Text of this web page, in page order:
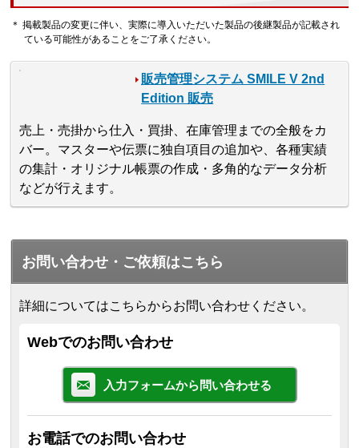
＊ 掲載製品の変更に伴い、実際に導入いただいた製品の後継製品が記載され
ている可能性があることをご了承ください。
販売管理システム SMILE V 2nd
Edition 販売
売上・売掛から仕入・買掛、在庫管理までの全般をカ
バー。マスターや伝票に独自項目の追加や、各種実績
の集計・オリジナル帳票の作成・多角的なデータ分析
などが行えます。
お問い合わせ・ご依頼はこちら
詳細についてはこちらからお問い合わせください。
Webでのお問い合わせ
入力フォームから問い合わせる
お電話でのお問い合わせ